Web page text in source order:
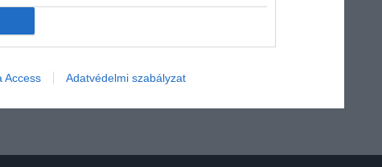
Access Adatvédelmi szabályzat